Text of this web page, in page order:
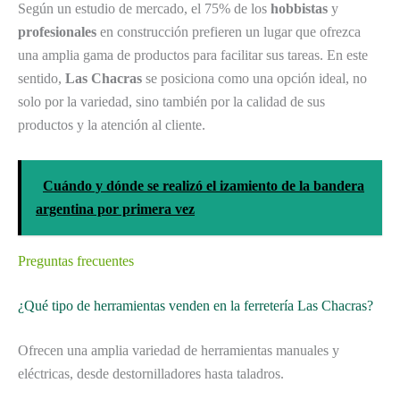
Según un estudio de mercado, el 75% de los hobbistas y
profesionales en construcción prefieren un lugar que ofrezca
una amplia gama de productos para facilitar sus tareas. En este
sentido, Las Chacras se posiciona como una opción ideal, no
solo por la variedad, sino también por la calidad de sus
productos y la atención al cliente.
Cuándo y dónde se realizó el izamiento de la bandera
argentina por primera vez
Preguntas frecuentes
¿Qué tipo de herramientas venden en la ferretería Las Chacras?
Ofrecen una amplia variedad de herramientas manuales y
eléctricas, desde destornilladores hasta taladros.